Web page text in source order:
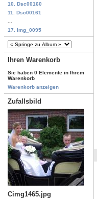
10. Dsc00160
11. Dsc00161
17. Img_0095
Ihren Warenkorb
Sie haben 0 Elemente in Ihrem
Warenkorb
Warenkorb anzeigen
Zufallsbild
Cimg1465.jpg